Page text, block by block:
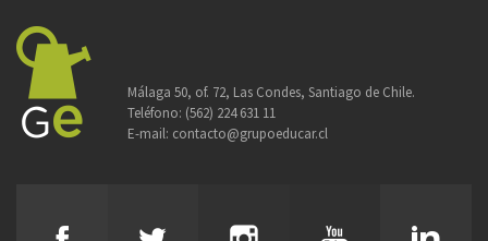
Málaga 50, of. 72, Las Condes, Santiago de Chile.
Teléfono: (562) 224 631 11
E-mail: contacto@grupoeducar.cl